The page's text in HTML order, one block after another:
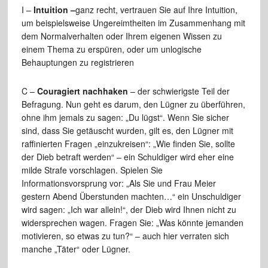
I – Intuition –ganz recht, vertrauen Sie auf Ihre Intuition,
um beispielsweise Ungereimtheiten im Zusammenhang mit
dem Normalverhalten oder Ihrem eigenen Wissen zu
einem Thema zu erspüren, oder um unlogische
Behauptungen zu registrieren
C – Couragiert nachhaken – der schwierigste Teil der
Befragung. Nun geht es darum, den Lügner zu überführen,
ohne ihm jemals zu sagen: „Du lügst“. Wenn Sie sicher
sind, dass Sie getäuscht wurden, gilt es, den Lügner mit
raffinierten Fragen „einzukreisen“: „Wie finden Sie, sollte
der Dieb betraft werden“ – ein Schuldiger wird eher eine
milde Strafe vorschlagen. Spielen Sie
Informationsvorsprung vor: „Als Sie und Frau Meier
gestern Abend Überstunden machten…“ ein Unschuldiger
wird sagen: „Ich war allein!“, der Dieb wird Ihnen nicht zu
widersprechen wagen. Fragen Sie: „Was könnte jemanden
motivieren, so etwas zu tun?“ – auch hier verraten sich
manche „Täter“ oder Lügner.